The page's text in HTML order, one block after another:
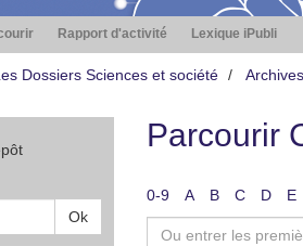
Rapport d'activité Lexique iPubli
Dossiers Sciences et société
Ok
Parcourir
0-9 A B C D E